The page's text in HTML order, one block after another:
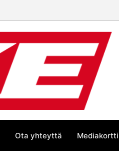
Ota yhteyttä Mediakortti